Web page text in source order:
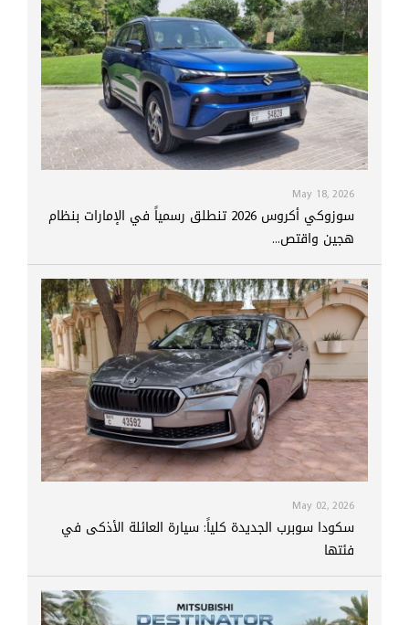
May 18, 2026
سوزوكي أكروس 2026 تنطلق رسمياً في الإمارات بنظام
هجين واقتص...
May 02, 2026
سكودا سوبرب الجديدة كلياً: سيارة العائلة الأذكى في
فئتها